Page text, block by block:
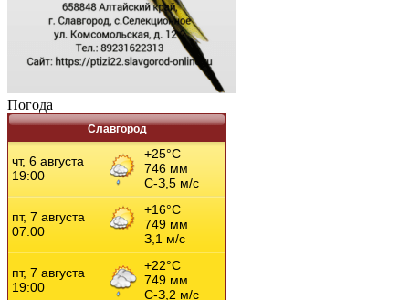
Погода
Славгород